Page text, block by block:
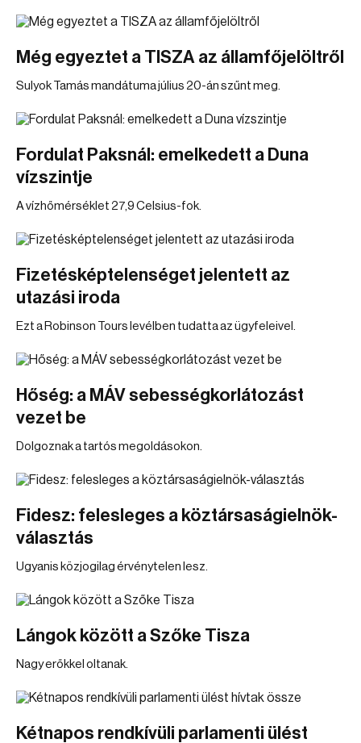
Még egyeztet a TISZA az államfőjelöltről
Sulyok Tamás mandátuma július 20-án szűnt meg.
Fordulat Paksnál: emelkedett a Duna
vízszintje
A vízhőmérséklet 27,9 Celsius-fok.
Fizetésképtelenséget jelentett az
utazási iroda
Ezt a Robinson Tours levélben tudatta az ügyfeleivel.
Hőség: a MÁV sebességkorlátozást
vezet be
Dolgoznak a tartós megoldásokon.
Fidesz: felesleges a köztársaságielnök-
választás
Ugyanis közjogilag érvénytelen lesz.
Lángok között a Szőke Tisza
Nagy erőkkel oltanak.
Kétnapos rendkívüli parlamenti ülést